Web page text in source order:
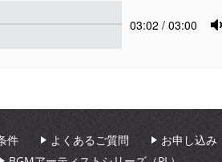
Current
03:02 / 03:00
件 よくあるご質問
お申し込み